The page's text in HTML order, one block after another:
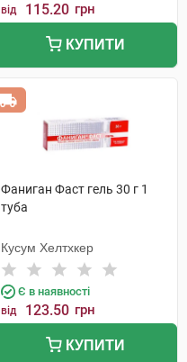
від 115.20 грн
КУПИТИ
Фаниган Фаст гель 30 г 1
туба
Кусум Хелтхкер
Є в наявності
від 123.50 грн
КУПИТИ